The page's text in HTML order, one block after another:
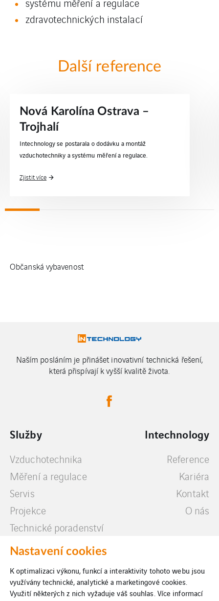
zdravotechnických instalací
Další reference
Nová Karolína Ostrava –
Trojhalí
Intechnology se postarala o dodávku a montáž
vzduchotechniky a systému měření a regulace.
Zjistit více
Občanská vybavenost
Naším posláním je přinášet inovativní technická řešení,
která přispívají k vyšší kvalitě života.
Služby
Vzduchotechnika
Měření a regulace
Servis
Projekce
Technické poradenství
Další služby
Intechnology
Reference
Kariéra
Kontakt
O nás
Nastavení cookies
K optimalizaci výkonu, funkcí a interaktivity tohoto webu jsou
využívány technické, analytické a marketingové cookies.
Využití některých z nich vyžaduje váš souhlas. Více informací